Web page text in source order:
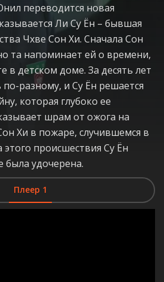
переводится новая
Ли Су Ён – бывшая
Чхве Сон Хи. Сначала Сон
та напоминает ей о времени,
в детском доме. За десять лет
разному, и Су Ён решается
которая глубоко ее
шрам от ожога на
Хи в пожаре, случившемся в
происшествия Су Ён
была удочерена.
Плеер 1